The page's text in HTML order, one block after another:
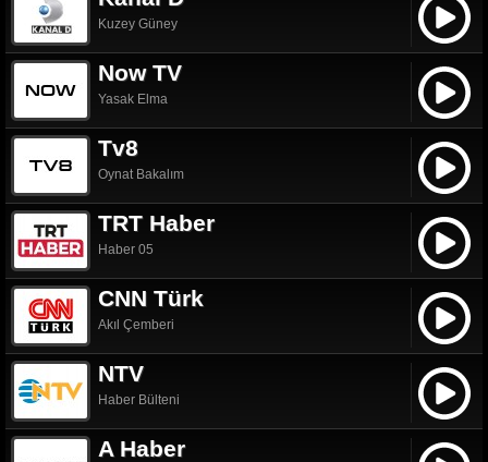
Kuzey Güney
Now TV
Yasak Elma
Tv8
Oynat Bakalım
TRT Haber
Haber 05
CNN Türk
Akıl Çemberi
NTV
Haber Bülteni
A Haber